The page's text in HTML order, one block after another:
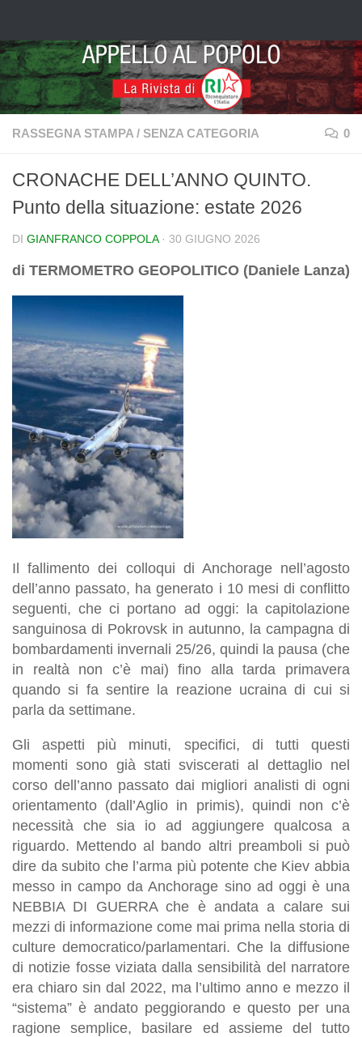
RASSEGNA STAMPA / SENZA CATEGORIA 0
CRONACHE DELL’ANNO QUINTO.
Punto della situazione: estate 2026
DI GIANFRANCO COPPOLA · 30 GIUGNO 2026
di TERMOMETRO GEOPOLITICO (Daniele Lanza)
Il fallimento dei colloqui di Anchorage nell’agosto
dell’anno passato, ha generato i 10 mesi di conflitto
seguenti, che ci portano ad oggi: la capitolazione
sanguinosa di Pokrovsk in autunno, la campagna di
bombardamenti invernali 25/26, quindi la pausa (che
in realtà non c’è mai) fino alla tarda primavera
quando si fa sentire la reazione ucraina di cui si
parla da settimane.
Gli aspetti più minuti, specifici, di tutti questi
momenti sono già stati sviscerati al dettaglio nel
corso dell’anno passato dai migliori analisti di ogni
orientamento (dall’Aglio in primis), quindi non c’è
necessità che sia io ad aggiungere qualcosa a
riguardo. Mettendo al bando altri preamboli si può
dire da subito che l’arma più potente che Kiev abbia
messo in campo da Anchorage sino ad oggi è una
NEBBIA DI GUERRA che è andata a calare sui
mezzi di informazione come mai prima nella storia di
culture democratico/parlamentari. Che la diffusione
di notizie fosse viziata dalla sensibilità del narratore
era chiaro sin dal 2022, ma l’ultimo anno e mezzo il
“sistema” è andato peggiorando e questo per una
ragione semplice, basilare ed assieme del tutto